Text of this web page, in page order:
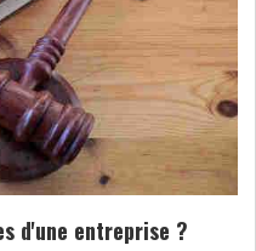
d'une entreprise ?